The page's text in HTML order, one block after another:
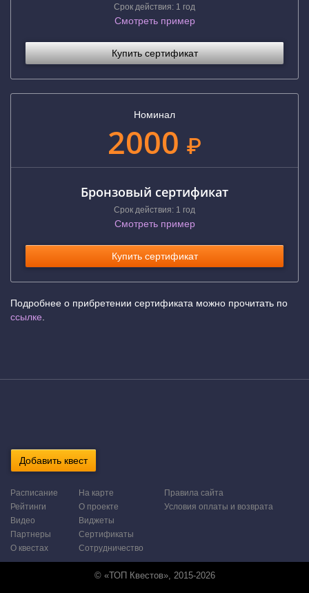
Срок действия: 1 год
Смотреть пример
Купить сертификат
Номинал
2000 ₽
Бронзовый сертификат
Срок действия: 1 год
Смотреть пример
Купить сертификат
Подробнее о прибретении сертификата можно прочитать по
ссылке
Добавить квест
Расписание
Рейтинги
Видео
Партнеры
О квестах
На карте
О проекте
Виджеты
Сертификаты
Сотрудничество
Правила сайта
Условия оплаты и возврата
© «ТОП Квестов», 2015-2026